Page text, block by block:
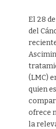
El 28
del
(LMC)
quien
ofrece
la